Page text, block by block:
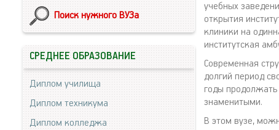
учебных
открытия
клиники на
институтская
Современная
долгий период
годы продолжать
знаменитыми.
В этом вузе,
Поиск нужного ВУЗа
СРЕДНЕЕ ОБРАЗОВАНИЕ
Диплом училища
Диплом техникума
Диплом колледжа